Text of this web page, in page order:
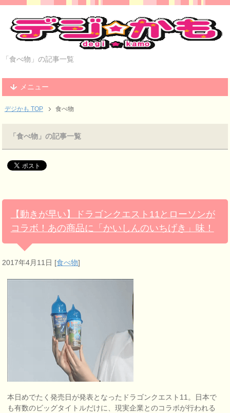
「食べ物」の記事一覧
メニュー
デジかも TOP 食べ物
「食べ物」の記事一覧
【動きが早い】ドラゴンクエスト11とローソンが
コラボ！あの商品に「かいしんのいちげき」味！
2017年4月11日 [食べ物]
本日めでたく発売日が発表となったドラゴンクエスト11。日本で
も有数のビッグタイトルだけに、現実企業とのコラボが行われる